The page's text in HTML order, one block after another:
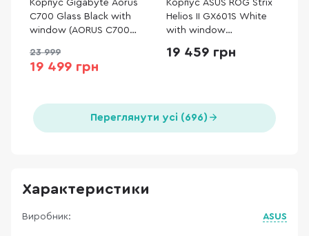
Корпус Gigabyte Aorus
C700 Glass Black with
window (AORUS C700
23 999
19 499 грн
Корпус ASUS ROG Strix
Helios II GX601S White
with window
19 459 грн
Переглянути усі (696)
Характеристики
Виробник: ASUS